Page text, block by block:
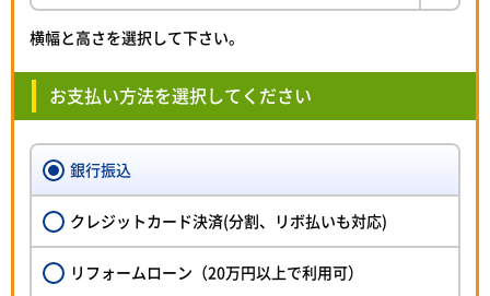
横幅と高さを選択して下さい。
お支払い方法を選択してください
銀行振込
クレジットカード決済(分割、リボ払いも対応)
リフォームローン（20万円以上で利用可）